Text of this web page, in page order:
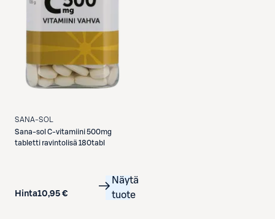
SANA-SOL
Sana-sol C-vitamiini 500mg
tabletti ravintolisä 180tabl
Hinta10,95 €
Näytä
tuote